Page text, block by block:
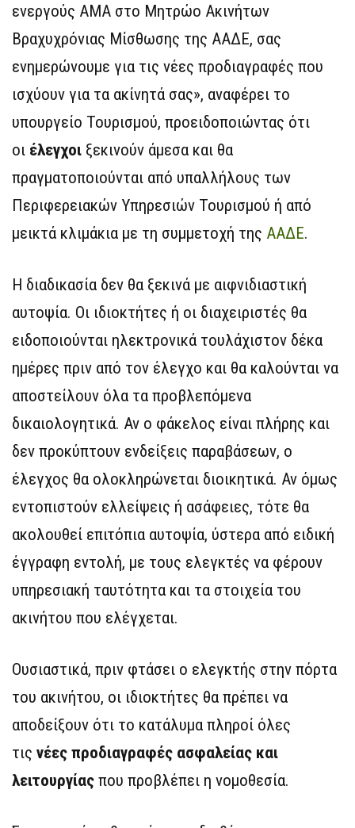
ενεργούς ΑΜΑ στο Μητρώο Ακινήτων
Βραχυχρόνιας Μίσθωσης της ΑΑΔΕ, σας
ενημερώνουμε για τις νέες προδιαγραφές που
ισχύουν για τα ακίνητά σας», αναφέρει το
υπουργείο Τουρισμού, προειδοποιώντας ότι
οι έλεγχοι ξεκινούν άμεσα και θα
πραγματοποιούνται από υπαλλήλους των
Περιφερειακών Υπηρεσιών Τουρισμού ή από
μεικτά κλιμάκια με τη συμμετοχή της ΑΑΔΕ.
Η διαδικασία δεν θα ξεκινά με αιφνιδιαστική
αυτοψία. Οι ιδιοκτήτες ή οι διαχειριστές θα
ειδοποιούνται ηλεκτρονικά τουλάχιστον δέκα
ημέρες πριν από τον έλεγχο και θα καλούνται να
αποστείλουν όλα τα προβλεπόμενα
δικαιολογητικά. Αν ο φάκελος είναι πλήρης και
δεν προκύπτουν ενδείξεις παραβάσεων, ο
έλεγχος θα ολοκληρώνεται διοικητικά. Αν όμως
εντοπιστούν ελλείψεις ή ασάφειες, τότε θα
ακολουθεί επιτόπια αυτοψία, ύστερα από ειδική
έγγραφη εντολή, με τους ελεγκτές να φέρουν
υπηρεσιακή ταυτότητα και τα στοιχεία του
ακινήτου που ελέγχεται.
Ουσιαστικά, πριν φτάσει ο ελεγκτής στην πόρτα
του ακινήτου, οι ιδιοκτήτες θα πρέπει να
αποδείξουν ότι το κατάλυμα πληροί όλες
τις νέες προδιαγραφές ασφαλείας και
λειτουργίας που προβλέπει η νομοθεσία.